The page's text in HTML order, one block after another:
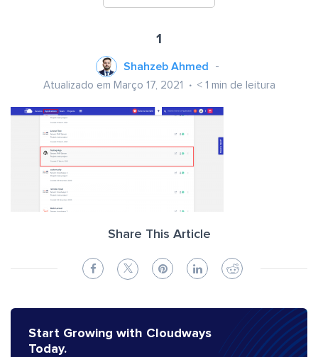
1
Shahzeb Ahmed
Atualizado em Março 17, 2021 < 1 min de leitura
Share This Article
Start Growing with Cloudways
Today.